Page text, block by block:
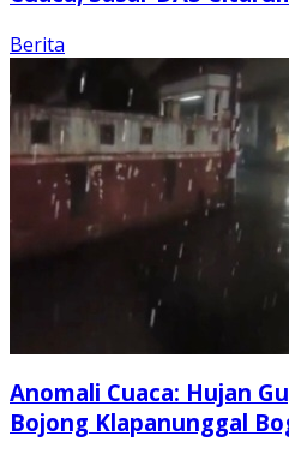
Berita
Anomali Cuaca: Hujan
Bojong Klapanunggal